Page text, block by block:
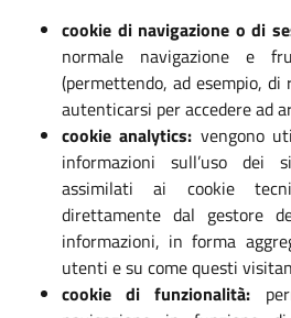
cookie di navigazione o di
normale navigazione e
(permettendo, ad esempio,
autenticarsi per accedere ad
cookie analytics: vengono
informazioni sull’uso dei
assimilati ai cookie
direttamente dal gestore
informazioni, in forma
utenti e su come questi
cookie di funzionalità: